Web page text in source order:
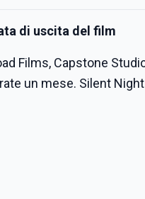
di uscita del film
Films, Capstone
un mese. Silent